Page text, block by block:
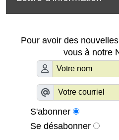
Pour avoir des
vous à notre
S'abonner
Se désabonner